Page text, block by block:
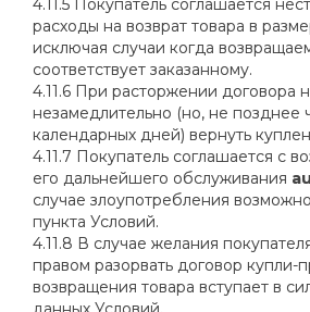
4.11.5 Покупатель соглашается
расходы на возврат товара в
исключая случаи когда
соответствует заказанному.
4.11.6 При расторжении договора
незамедлительно (но, не позднее
календарных дней) вернуть
4.11.7 Покупатель соглашается с
его дальнейшего обслуживания
случае злоупотребления
пункта Условий.
4.11.8 В случае желания
правом разорвать договор купли-
возвращения товара вступает в